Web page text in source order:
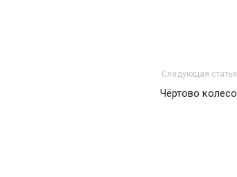
Следующая статья
Чёртово колесо